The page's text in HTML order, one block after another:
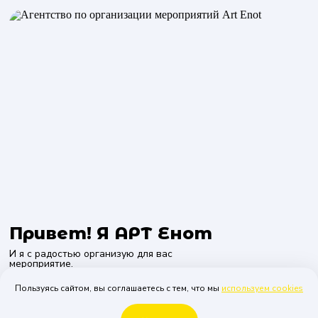
Привет! Я АРТ Енот
И я с радостью организую для вас
мероприятие.
Вам не нужно что-то придумывать, так как за
вас придумают всё наши менеджеры, просто
Пользуясь сайтом, вы соглашаетесь с тем, что мы используем cookies